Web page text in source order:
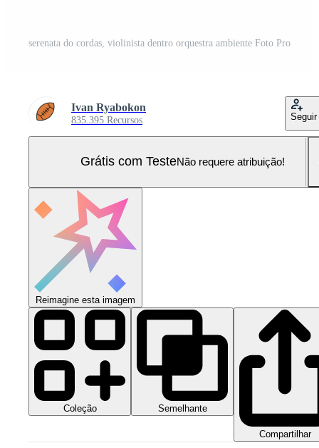
serenata do cordas, violinista dentro orquestra ambiente Foto Pro
Ivan Ryabokon
835.395 Recursos Seguir
Grátis com TesteNão requere atribuição!
Reimagine esta imagem
Coleção Semelhante
Compartilhar